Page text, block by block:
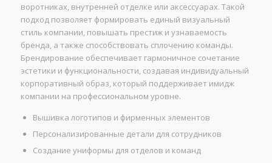
воротниках, внутренней отделке или аксессуарах. Такой
подход позволяет формировать единый визуальный
стиль компании, повышать престиж и узнаваемость
бренда, а также способствовать сплочению команды.
Брендирование обеспечивает гармоничное сочетание
эстетики и функциональности, создавая индивидуальный
корпоративный образ, который поддерживает имидж
компании на профессиональном уровне.
Вышивка логотипов и фирменных элементов
Персонализированные детали для сотрудников
Создание униформы для отделов и команд